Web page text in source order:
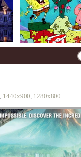
, 1440x900, 1280x800